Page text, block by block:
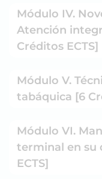
Módulo IV.
Atención
Créditos ECTS]
Módulo V.
tabáquica [6
Módulo VI.
terminal en su
ECTS]